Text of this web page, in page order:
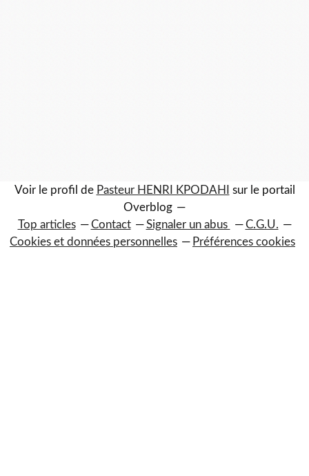
Voir le profil de Pasteur HENRI KPODAHI
sur le portail
Overblog
Top articles
Contact Signaler un abus
C.G.U.
Cookies et données personnelles
Préférences cookies